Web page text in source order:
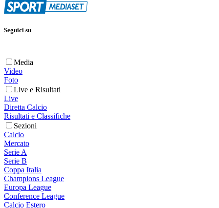
Seguici su
Media
Video
Foto
Live e Risultati
Live
Diretta Calcio
Risultati e Classifiche
Sezioni
Calcio
Mercato
Serie A
Serie B
Coppa Italia
Champions League
Europa League
Conference League
Calcio Estero